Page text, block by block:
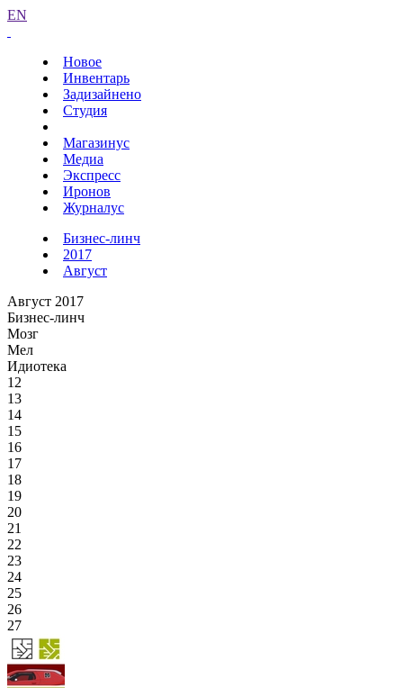
EN
Новое
Инвентарь
Задизайнено
Студия
Магазинус
Медиа
Экспресс
Иронов
Журналус
Бизнес-линч
2017
Август
Август 2017
Бизнес-линч
Мозг
Мел
Идиотека
12
13
14
15
16
17
18
19
20
21
22
23
24
25
26
27